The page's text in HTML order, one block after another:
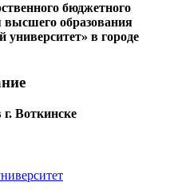
бюджетного
высшего образования
университет» в городе
Воткинске